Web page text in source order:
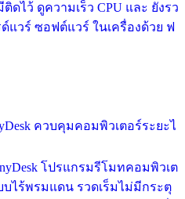
ไว้ ดูความเร็ว CPU และ ยังรว
แวร์ ซอฟต์แวร์ ในเครื่องด้วย ฟ
ควบคุมคอมพิวเตอร์ระยะไ
โปรแกรมรีโมทคอมพิวเต
ไร้พรมแดน รวดเร็มไม่มีกระตุ